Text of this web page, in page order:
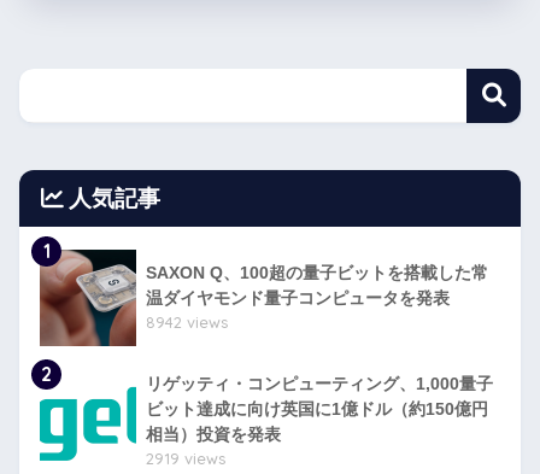
人気記事
1
SAXON Q、100超の量子ビットを搭載した常
温ダイヤモンド量子コンピュータを発表
8942 views
2
リゲッティ・コンピューティング、1,000量子
ビット達成に向け英国に1億ドル（約150億円
相当）投資を発表
2919 views